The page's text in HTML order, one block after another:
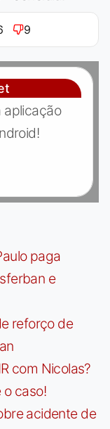
9
aplicação
paga
e
reforço de
com Nicolas?
o caso!
acidente de